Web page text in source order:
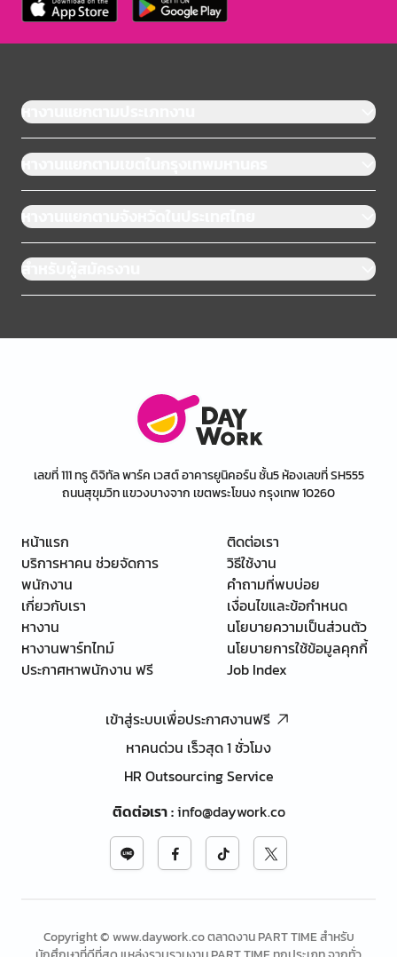
หางานแยกตามประเภทงาน
หางานแยกตามเขตในกรุงเทพมหานคร
หางานแยกตามจังหวัดในประเทศไทย
สำหรับผู้สมัครงาน
เลขที่ 111 ทรู ดิจิทัล พาร์ค เวสต์ อาคารยูนิคอร์น ชั้น5 ห้องเลขที่ SH555
ถนนสุขุมวิท แขวงบางจาก เขตพระโขนง กรุงเทพ 10260
หน้าแรก
บริการหาคน ช่วยจัดการ
พนักงาน
เกี่ยวกับเรา
หางาน
หางานพาร์ทไทม์
ประกาศหาพนักงาน ฟรี
ติดต่อเรา
วิธีใช้งาน
คำถามที่พบบ่อย
เงื่อนไขและข้อกำหนด
นโยบายความเป็นส่วนตัว
นโยบายการใช้ข้อมูลคุกกี้
Job Index
เข้าสู่ระบบเพื่อประกาศงานฟรี
หาคนด่วน เร็วสุด 1 ชั่วโมง
HR Outsourcing Service
ติดต่อเรา:info@daywork.co
Copyright © www.daywork.co ตลาดงาน PART TIME สำหรับ